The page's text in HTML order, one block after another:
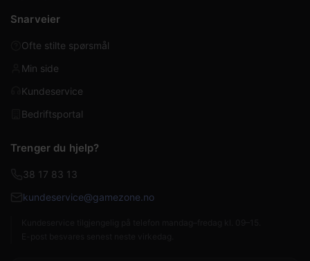
Snarveier
Ofte stilte spørsmål
Min side
Kundeservice
Bedriftsportal
Trenger du hjelp?
38 17 83 13
kundeservice@gamezone.no